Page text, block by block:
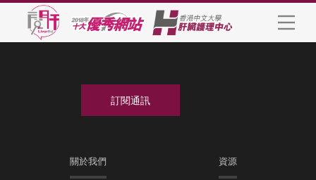
關於我們 資源